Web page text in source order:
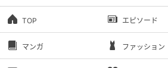
TOP エピソード
マンガ ファッション